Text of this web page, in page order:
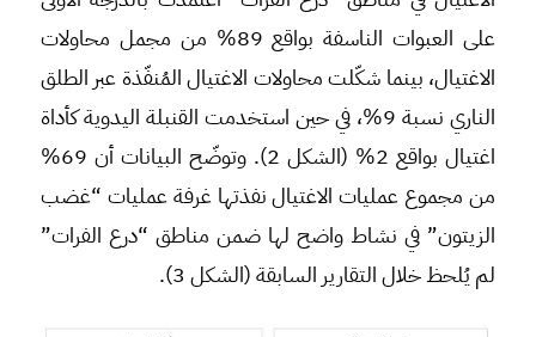
على العبوات الناسفة بواقع 89% من مجمل محاولات
الاغتيال، بينما شكّلت محاولات الاغتيال المُنفّذة عبر الطلق
الناري نسبة 9%، في حين استخدمت القنبلة اليدوية كأداة
اغتيال بواقع 2% (الشكل 2). وتوضّح البيانات أن 69%
من مجموع عمليات الاغتيال نفذتها غرفة عمليات “غضب
الزيتون” في نشاط واضح لها ضمن مناطق “درع الفرات”
لم يُلحظ خلال التقارير السابقة (الشكل 3).